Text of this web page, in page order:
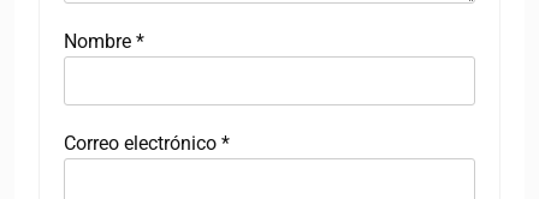
Nombre *
Correo electrónico *